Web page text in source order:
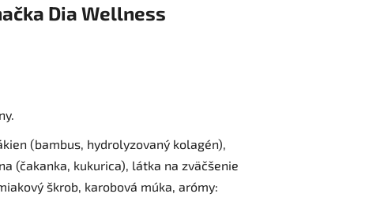
Dia Wellness
(bambus, hydrolyzovaný kolagén),
(čakanka, kukurica), látka na zväčšenie
škrob, karobová múka, arómy: